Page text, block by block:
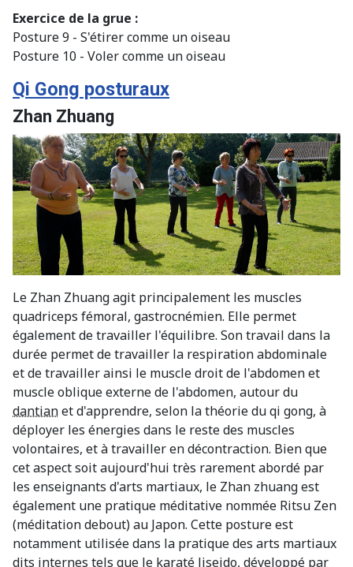
Exercice de la grue :
Posture 9 - S'étirer comme un oiseau
Posture 10 - Voler comme un oiseau
Qi Gong posturaux
Zhan Zhuang
Le Zhan Zhuang agit principalement les muscles
quadriceps fémoral, gastrocnémien. Elle permet
également de travailler l'équilibre. Son travail dans la
durée permet de travailler la respiration abdominale
et de travailler ainsi le muscle droit de l'abdomen et
muscle oblique externe de l'abdomen, autour du
dantianet d'apprendre, selon la théorie du qi gong, à
déployer les énergies dans le reste des muscles
volontaires, et à travailler en décontraction. Bien que
cet aspect soit aujourd'hui très rarement abordé par
les enseignants d'arts martiaux, le Zhan zhuang est
également une pratique méditative nommée Ritsu Zen
(méditation debout) au Japon. Cette posture est
notamment utilisée dans la pratique des arts martiaux
dits internes tels que le karaté Jiseido, développé par